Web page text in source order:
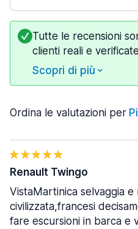
Tutte le recensioni
clienti reali e
Scopri di più
Ordina le valutazioni per
Renault Twingo
VistaMartinica selvaggia
civilizzata,francesi
fare escursioni in barca e